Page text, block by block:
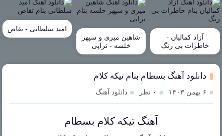
آزاد کمالیان -
خاطرات بی رنگ
شاهین میری و سپهر
خلسه - تراپی
امید سلطانی - تقاص
دانلود آهنگ بسطام بنام تیکه کلام
۶ بهمن ۱۴۰۳ ۰ نظر دانلود آهنگ
آهنگ تیکه کلام بسطام